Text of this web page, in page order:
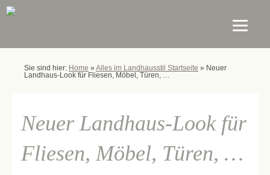
Sie sind hier: Home » Alles im Landhausstil Startseite » Neuer
Landhaus-Look für Fliesen, Möbel, Türen, …
Neuer Landhaus-Look für
Fliesen, Möbel, Türen, …